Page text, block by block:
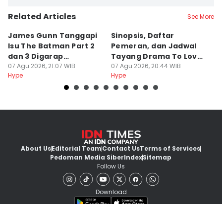
Related Articles See More
James Gunn Tanggapi
Isu The Batman Part 2
dan 3 Digarap
Bersamaan
07 Agu 2026, 21:07 WIB
Hype
Sinopsis, Daftar
Pemeran, dan Jadwal
Tayang Drama To Love
and Cherish
07 Agu 2026, 20:44 WIB
Hype
About UsEditorial TeamContact UsTerms of Services
Pedoman Media SiberIndexSitemap
Follow Us
Download